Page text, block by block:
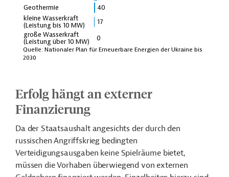
Erfolg hängt an externer
Finanzierung
Da der Staatsaushalt angesichts der durch den
russischen Angriffskrieg bedingten
Verteidigungsausgaben keine Spielräume bietet,
müssen die Vorhaben überwiegend von externen